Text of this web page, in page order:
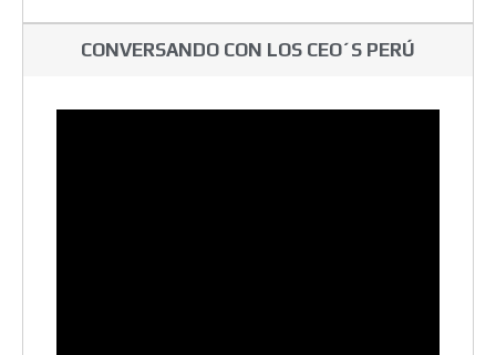
CONVERSANDO CON LOS CEO´S PERÚ